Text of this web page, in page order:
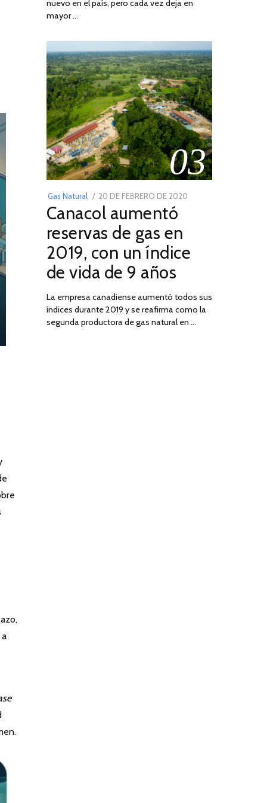
2022
nuevo en el país, pero cada vez deja en
mayor …
03
Gas Natural
POSTED
ON
20 DE FEBRERO DE 2020
2025
Canacol aumentó
reservas de gas en
2019, con un índice
de vida de 9 años
La empresa canadiense aumentó todos sus
índices durante 2019 y se reafirma como la
segunda productora de gas natural en …